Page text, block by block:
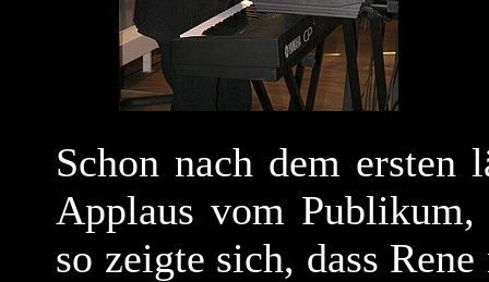
Schon nach dem ersten
Applaus vom
so zeigte sich, dass